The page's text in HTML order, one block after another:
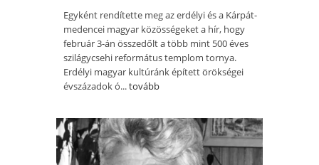
Egyként rendítette meg az erdélyi és a Kárpát-
medencei magyar közösségeket a hír, hogy
február 3-án összedőlt a több mint 500 éves
szilágycsehi református templom tornya.
Erdélyi magyar kultúránk épített örökségei
évszázadok ó...tovább